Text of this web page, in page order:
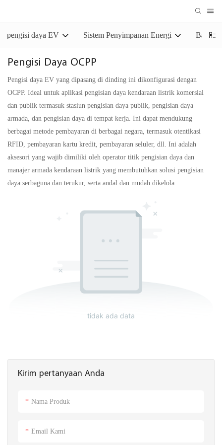
pengisi daya EV Sistem Penyimpanan Energi Baterai
Pengisi Daya OCPP
Pengisi daya EV yang dipasang di dinding ini dikonfigurasi dengan
OCPP. Ideal untuk aplikasi pengisian daya kendaraan listrik komersial
dan publik termasuk stasiun pengisian daya publik, pengisian daya
armada, dan pengisian daya di tempat kerja. Ini dapat mendukung
berbagai metode pembayaran di berbagai negara, termasuk otentikasi
RFID, pembayaran kartu kredit, pembayaran seluler, dll. Ini adalah
aksesori yang wajib dimiliki oleh operator titik pengisian daya dan
manajer armada kendaraan listrik yang membutuhkan solusi pengisian
daya serbaguna dan terukur, serta andal dan mudah dikelola.
Kirim pertanyaan Anda
Nama Produk
Email Kami
tidak ada data